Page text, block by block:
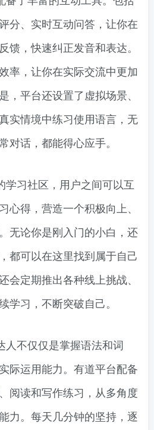
分、实时互动问答，让你在
馈，快速纠正发音和表达。
率，让你在实际交流中更加
，平台还设置了虚拟场景、
实情境中练习使用语言，无
对话，都能得心应手。
学习社区，用户之间可以互
心得，营造一个积极向上、
无论你是刚入门的小白，还
都可以在这里找到属于自己
会定期推出各种线上挑战、
学习，不断突破自己。
人不仅仅是掌握语法和词
际运用能力。有道平台配备
阅读和写作练习，从多角度
力。每天几分钟的坚持，逐